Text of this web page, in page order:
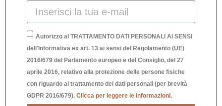
QUADRO TOPOLINO – 70X100CM
370,00 €
Autorizzo al TRATTAMENTO DATI PERSONALI AI SENSI
dell'Informativa ex art. 13 ai sensi del Regolamento (UE)
2016/679 del Parlamento europeo e del Consiglio, del 27
aprile 2016, relativo alla protezione delle persone fisiche
con riguardo al trattamento dei dati personali (per brevità
GDPR 2016/679). Clicca per leggere le informazioni.